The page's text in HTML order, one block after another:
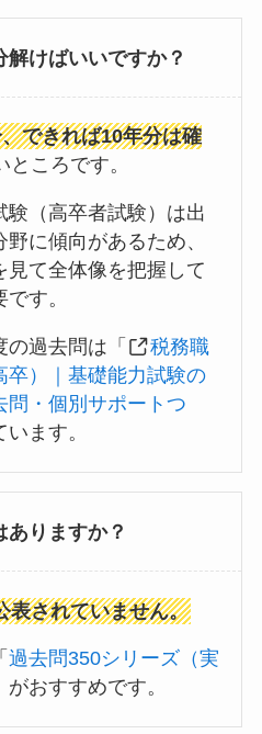
解けばいいですか？
できれば10年分は確
ころです。
験（高卒者試験）は出
に傾向があるため、
見て全体像を把握して
す。
過去問は「
税務職
卒）｜基礎能力試験の
問・個別サポートつ
ます。
ありますか？
表されていません。
過去問350シリーズ（実
がおすすめです。